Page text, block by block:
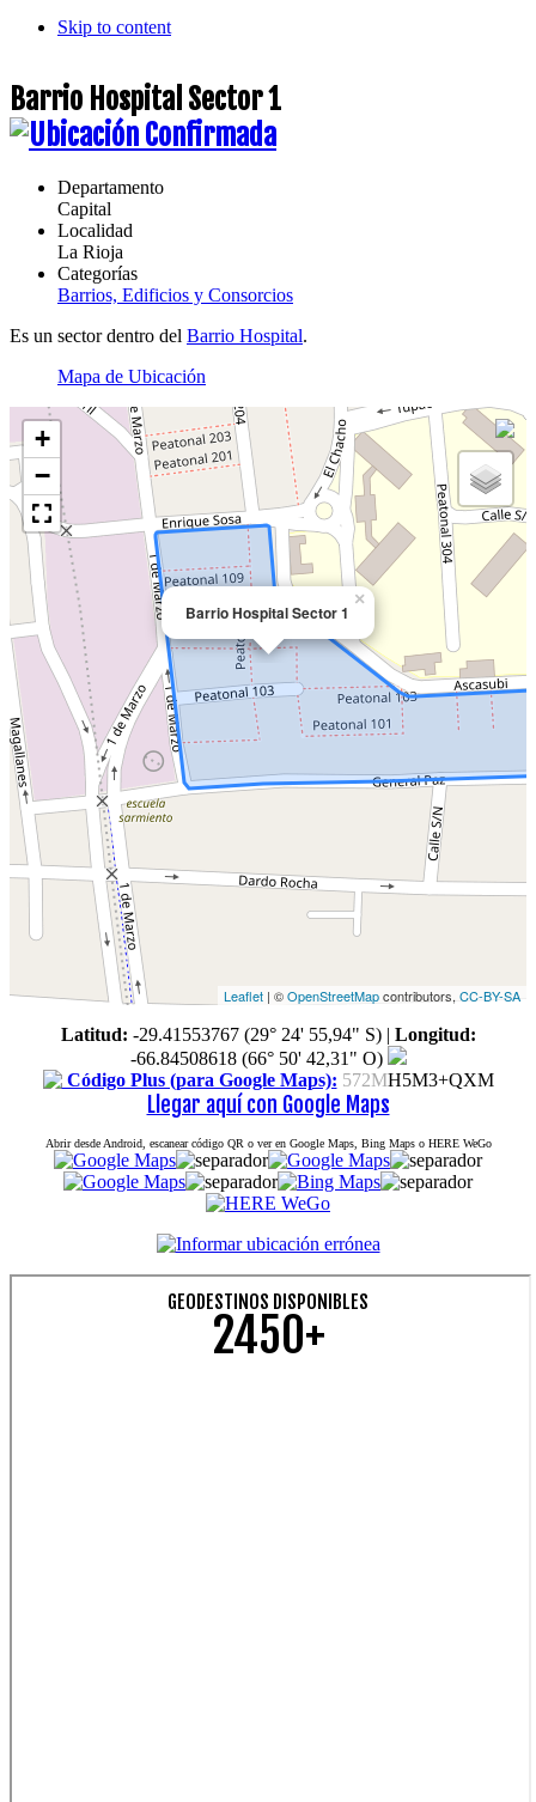
Skip to content
Barrio Hospital Sector 1
Departamento
Capital
Localidad
La Rioja
Categorías
Barrios, Edificios y Consorcios
Es un sector dentro del Barrio Hospital.
Mapa de Ubicación
Barrio Hospital Sector 1
×
+
−
Leaflet | ©OpenStreetMapcontributors, CC-BY-SA
Latitud: -29.41553767 (29° 24' 55,94" S)| Longitud:
-66.84508618 (66° 50' 42,31" O)
Código Plus (para Google Maps): 572MH5M3+QXM
Llegar aquí con Google Maps
Abrir desde Android, escanear código QR o ver en Google Maps, Bing Maps o HERE WeGo
GEODESTINOS DISPONIBLES
2450+